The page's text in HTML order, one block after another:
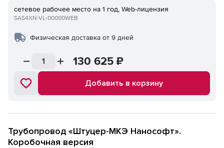
сетевое рабочее место на 1 год, Web-лицензия
SAS4XN-VL-00000WEB
Физическая доставка от 9 дней
130 625 ₽
Добавить в корзину
Трубопровод «Штуцер-МКЭ Нанософт».
Коробочная версия